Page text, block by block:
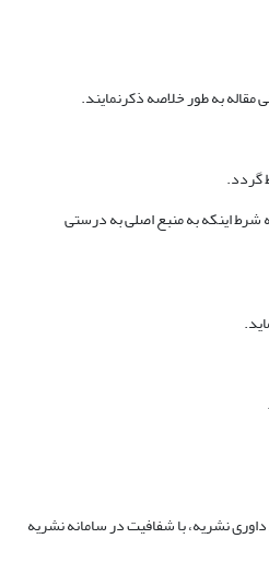
شرط اینکه به منبع اصلی به درستی
نشریه، با شفافیت در سامانه نشریه